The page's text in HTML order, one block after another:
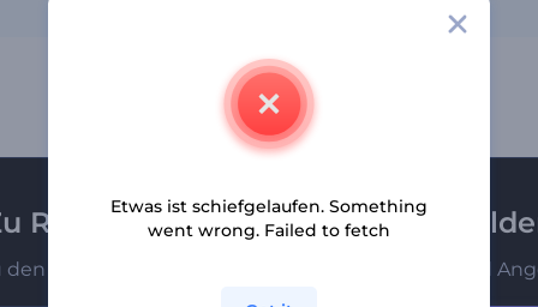
Renderforest-Newsletter
den Ersten, die unsere neuesten Nachrichten und
Etwas ist schiefgelaufen. Something
went wrong. Failed to fetch